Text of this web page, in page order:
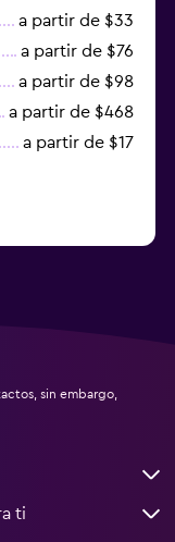
a partir de $33
a partir de $76
a partir de $98
a partir de $468
a partir de $17
sin embargo,
ti